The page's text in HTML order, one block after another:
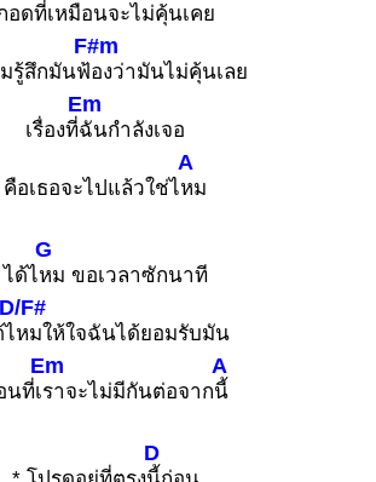
อดที่เหมือนจะไม่คุ้นเคย
รู้สึกมันฟ้
F#m
องว่ามันไม่คุ้นเลย
เรื่องที่
Em
ฉันกำลังเจอ
คือเธอจะไปแล้วใช่ไ
A
หม
ได้ไ
G
หม ขอเวลาซักนาที
D/F#
หมให้ใจฉันได้ยอมรับมัน
นที่เ
Em
ราจะไม่มีกันต่อจาก
A
นี้
D